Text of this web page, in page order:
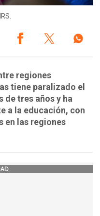
regiones
tiene paralizado el
de tres años y ha
a la educación, con
en las regiones